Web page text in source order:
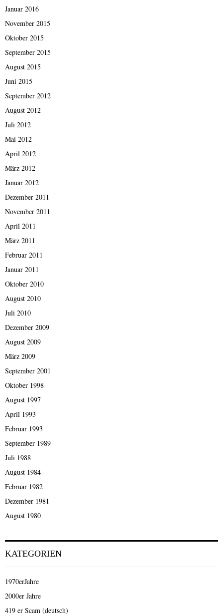
Januar 2016
November 2015
Oktober 2015
September 2015
August 2015
Juni 2015
September 2012
August 2012
Juli 2012
Mai 2012
April 2012
März 2012
Januar 2012
Dezember 2011
November 2011
April 2011
März 2011
Februar 2011
Januar 2011
Oktober 2010
August 2010
Juli 2010
Dezember 2009
August 2009
März 2009
September 2001
Oktober 1998
August 1997
April 1993
Februar 1993
September 1989
Juli 1988
August 1984
Februar 1982
Dezember 1981
August 1980
KATEGORIEN
1970erJahre
2000er Jahre
419 er Scam (deutsch)